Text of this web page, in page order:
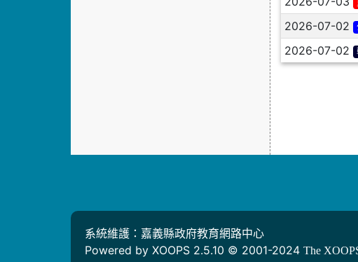
2026-07-02
2026-07-02
系統維護：嘉義縣政府教育網路中心
Powered by XOOPS 2.5.10 © 2001-2024 The